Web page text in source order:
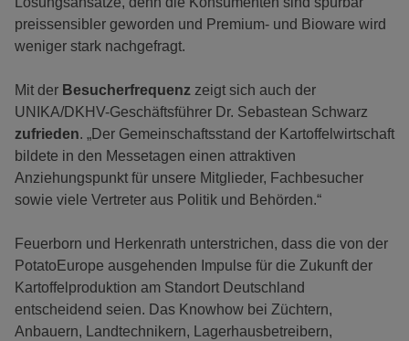
preissensibler geworden und Premium- und Bioware wird
weniger stark nachgefragt.
Mit der Besucherfrequenz zeigt sich auch der
UNIKA/DKHV-Geschäftsführer Dr. Sebastean Schwarz
zufrieden. „Der Gemeinschaftsstand der Kartoffelwirtschaft
bildete in den Messetagen einen attraktiven
Anziehungspunkt für unsere Mitglieder, Fachbesucher
sowie viele Vertreter aus Politik und Behörden.“
Feuerborn und Herkenrath unterstrichen, dass die von der
PotatoEurope ausgehenden Impulse für die Zukunft der
Kartoffelproduktion am Standort Deutschland
entscheidend seien. Das Knowhow bei Züchtern,
Anbauern, Landtechnikern, Lagerhausbetreibern,